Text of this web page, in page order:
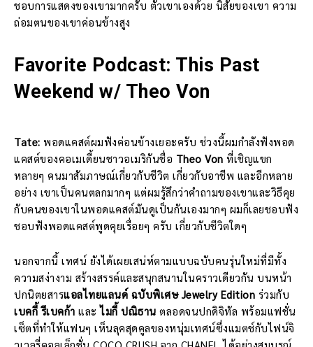
ชอบการแสดงของเขามากครับ ตัวเขาเองด้วย นิสัยของเขา ความ
ถ่อมตนของเขาค่อนข้างสูง
Favorite Podcast: This Past
Weekend w/ Theo Von
Tate: พอดแคสต์ผมฟังค่อนข้างเยอะครับ ช่วงนี้ผมกำลังฟังพอด
แคสต์ของคอเมเดี้ยนชาวอเมริกันชื่อ Theo Von ที่เชิญแขก
หลายๆ คนมาสัมภาษณ์เกี่ยวกับชีวิต เกี่ยวกับอาชีพ และอีกหลาย
อย่าง เขาเป็นคนตลกมากๆ แต่ผมรู้สึกว่าคำถามของเขาและวิธีคุย
กับคนของเขาในพอดแคสต์มันดูเป็นกันเองมากๆ ผมก็เลยชอบฟัง
ชอบฟังพอดแคสต์พูดคุยเรื่อยๆ ครับ เกี่ยวกับชีวิตใดๆ
นอกจากนี้ เทศน์ ยังได้เผยเสน่ห์ตามแบบฉบับคนรุ่นใหม่ที่มีทั้ง
ความสง่างาม สร้างสรรค์และสนุกสนานในคราวเดียวกัน บนหน้า
ปกนิตยสารแอลไทยแลนด์ ฉบับพิเศษ Jewelry Edition ร่วมกับ
เบคกี้ รีเบคก้า และ ไมกี้ ปณิธาน ตลอดจนปกดิจิทัล พร้อมแฟชั่น
เซ็ตที่ทำให้แฟนๆ เห็นลุคสุดคูลของหนุ่มเทศน์ซึ่งแมตช์กับไฟน์จิ
วเวลรี่คอลเล็กชั่น COCO CRUSH จาก CHANEL ได้อย่างสมบูรณ์